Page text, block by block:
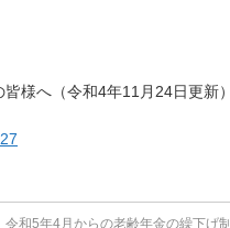
様へ（令和4年11月24日更新
令和5年4月からの老齢年金の繰下げ